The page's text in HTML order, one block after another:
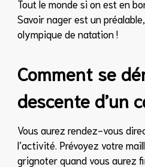
Tout le monde si on est en
Savoir nager est un
olympique de natation !
Comment se
descente d’un
Vous aurez rendez-vous
l’activité. Prévoyez votre
grignoter quand vous aurez